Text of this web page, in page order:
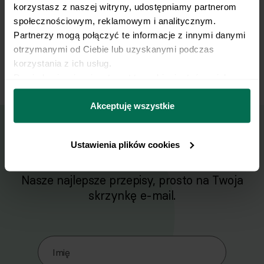
korzystasz z naszej witryny, udostępniamy partnerom
społecznościowym, reklamowym i analitycznym.
Partnerzy mogą połączyć te informacje z innymi danymi
otrzymanymi od Ciebie lub uzyskanymi podczas
korzystania z ich usług.
można się z nami skontaktować i w jaki sposób
przetwarzamy dane osobowe w ramach
prywatności.
Akceptuję wszystkie
Ustawienia plików cookies
9
Pieczarki podajemy z pieczonymi ziemniakami i
sosem chrzanowym.
Smacznego!
Wyślij przepis na e-mail
Nasze najlepsze przepisy, prosto na Twoja
skrzynkę e-mail.
Zapisz się do naszego Newslettera
Imię